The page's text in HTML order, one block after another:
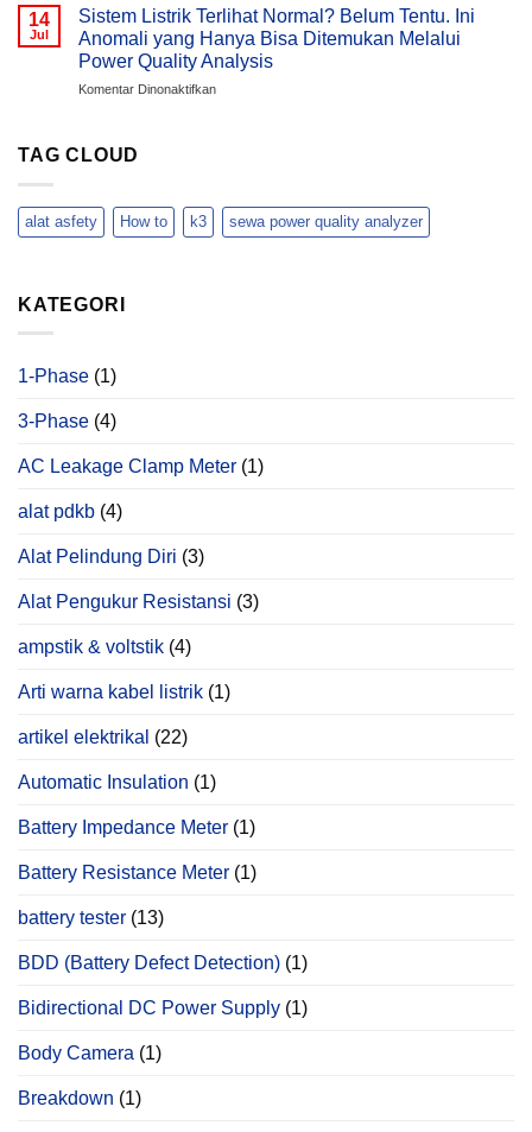
Memahami
Penyebab
Overvoltage
Swell)
PQ3198
Murah
Tentu
Aman:
Bahaya
Hotel
14
Jul
Sistem Listrik Terlihat Normal? Belum Tentu. Ini
Anomali yang Hanya Bisa Ditemukan Melalui
Power Quality Analysis
Komentar Dinonaktifkanpada
Tentu.
TAG CLOUD
alat asfety How to k3 sewa power quality analyzer
KATEGORI
1-Phase (1)
3-Phase (4)
AC Leakage Clamp Meter (1)
alat pdkb (4)
Alat Pelindung Diri (3)
Alat Pengukur Resistansi (3)
ampstik & voltstik (4)
Arti warna kabel listrik (1)
artikel elektrikal (22)
Automatic Insulation (1)
Battery Impedance Meter (1)
Battery Resistance Meter (1)
battery tester (13)
BDD (Battery Defect Detection) (1)
Bidirectional DC Power Supply (1)
Body Camera (1)
Breakdown (1)